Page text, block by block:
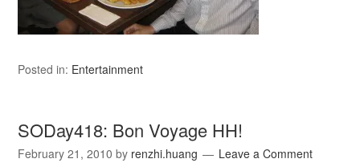
Posted in: Entertainment
SODay418: Bon Voyage HH!
February 21, 2010 by renzhi.huang Leave a Comment